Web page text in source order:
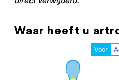
Waar heeft u
Voor